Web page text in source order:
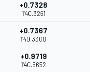
+0.7328
1'40.3261
+0.7367
1'40.3300
+0.9719
1'40.5652